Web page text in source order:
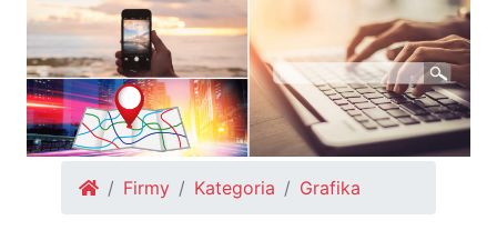
Firmy Kategoria Grafika